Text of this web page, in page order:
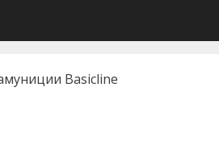
Basicline